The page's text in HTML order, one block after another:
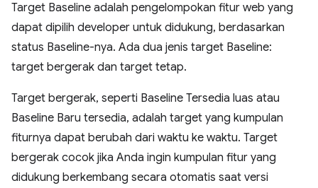
Target Baseline adalah pengelompokan fitur web yang
dapat dipilih developer untuk didukung, berdasarkan
status Baseline-nya. Ada dua jenis target Baseline:
target bergerak dan target tetap.
Target bergerak, seperti Baseline Tersedia luas atau
Baseline Baru tersedia, adalah target yang kumpulan
fiturnya dapat berubah dari waktu ke waktu. Target
bergerak cocok jika Anda ingin kumpulan fitur yang
didukung berkembang secara otomatis saat versi